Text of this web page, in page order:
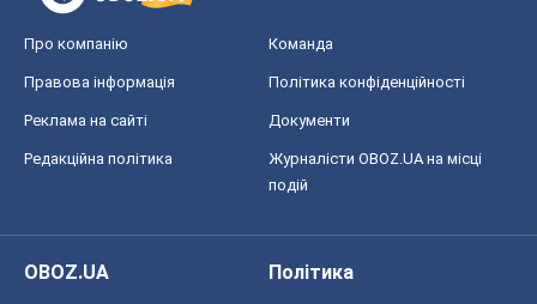
Про компанію Команда
Правова інформація Політика конфіденційності
Реклама на сайті Документи
Редакційна політика
Журналісти OBOZ.UA на місці
подій
OBOZ.UA
Політика